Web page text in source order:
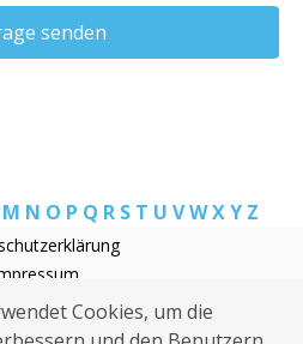
senden
M N O P Q R S T U VWXY Z
Ebhausen
Cookies, um die